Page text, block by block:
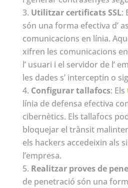
Utilitzar certificats SSL:
són una forma efectiva d’
comunicacions en línia.
xifren les comunicacions
l’ usuari i el servidor de l’
les dades s’ interceptin o
Configurar tallafocs: Els
línia de defensa efectiva
cibernètics. Els tallafocs
bloquejar el trànsit
els hackers accedeixin als
l’empresa.
Realitzar proves de
de penetració són una